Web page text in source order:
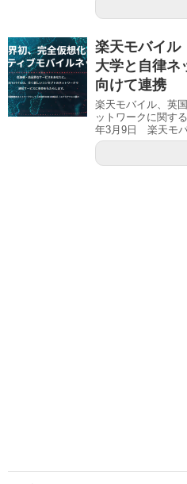
楽天モバイル
大学と自律ネ
向けて連携
楽天モバイル、英
ットワークに関す
年3月9日 楽天モ